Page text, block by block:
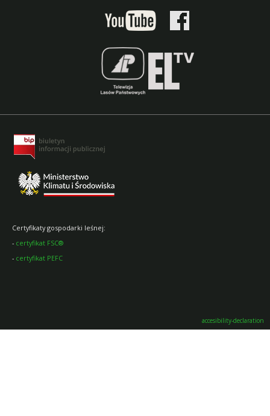
Certyfikaty gospodarki leśnej:
- certyfikat FSC®
- certyfikat PEFC
accesibility-declaration